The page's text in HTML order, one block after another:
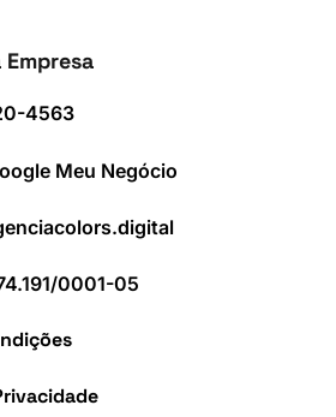
4563
Meu Negócio
0001-05